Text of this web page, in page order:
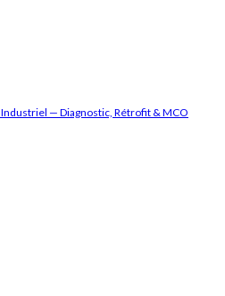
— Diagnostic, Rétrofit & MCO